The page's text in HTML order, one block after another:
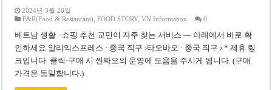
2024년 3월 28일
F&R(Food & Restaurant) ,FOOD STORY,VN Information 0
베트남 생활 · 쇼핑 추천 교민이 자주 찾는 서비스 — 아래에서 바로 확
인하세요 알리익스프레스 · 중국 직구 ›타오바오 · 중국 직구 › * 제휴 링
크입니다. 클릭·구매 시 씬짜오의 운영에 도움을 주시게 됩니다. (구매
가격은 동일합니다.)